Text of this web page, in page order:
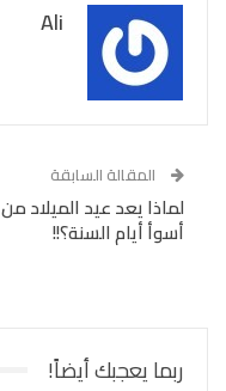
Ali
المقالة السابقة
لماذا يعد عيد الميلاد من
أسوأ أيام السنة؟!!
ربما يعجبك أيضاً!